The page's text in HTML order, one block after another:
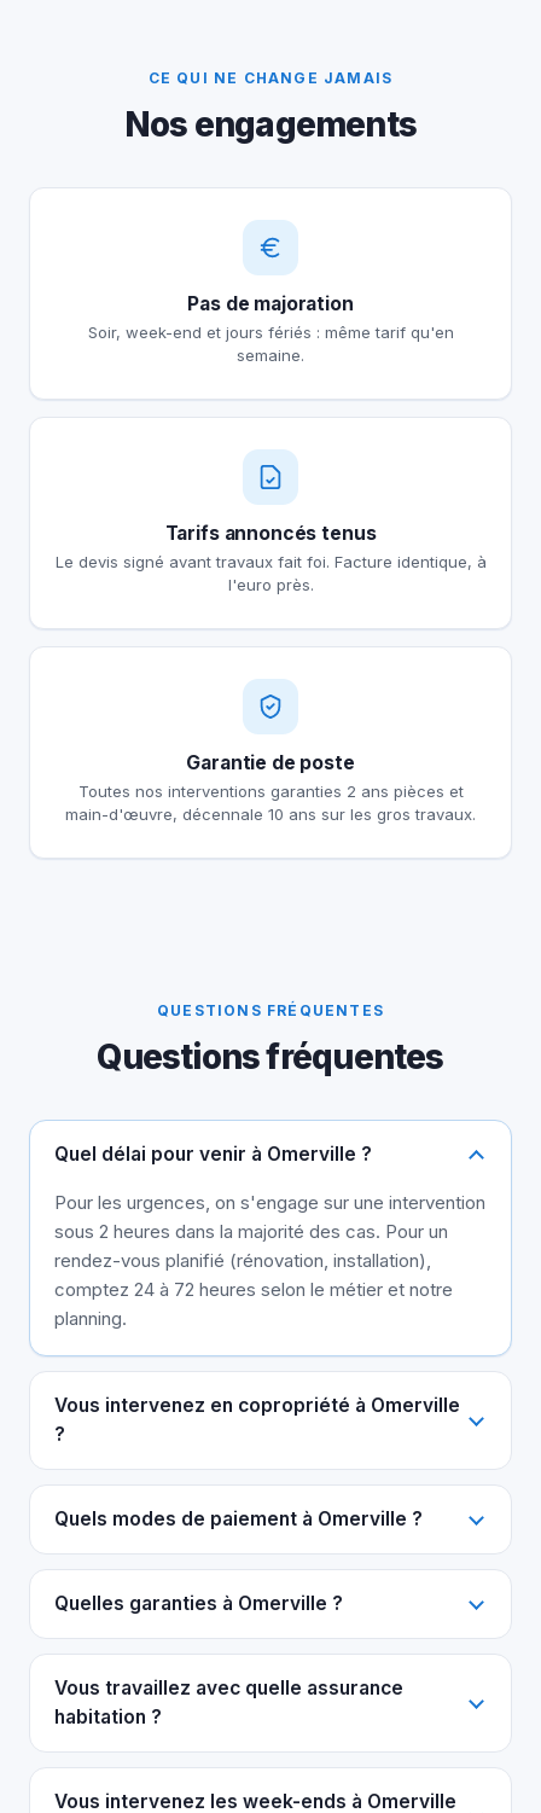
CE QUI NE CHANGE JAMAIS
Nos engagements
Pas de majoration
Soir, week-end et jours fériés : même tarif qu'en
semaine.
Tarifs annoncés tenus
Le devis signé avant travaux fait foi. Facture identique, à
l'euro près.
Garantie de poste
Toutes nos interventions garanties 2 ans pièces et
main-d'œuvre, décennale 10 ans sur les gros travaux.
QUESTIONS FRÉQUENTES
Questions fréquentes
Quel délai pour venir à Omerville ?
Pour les urgences, on s'engage sur une intervention
sous 2 heures dans la majorité des cas. Pour un
rendez-vous planifié (rénovation, installation),
comptez 24 à 72 heures selon le métier et notre
planning.
Vous intervenez en copropriété à Omerville
?
Quels modes de paiement à Omerville ?
Quelles garanties à Omerville ?
Vous travaillez avec quelle assurance
habitation ?
Vous intervenez les week-ends à Omerville